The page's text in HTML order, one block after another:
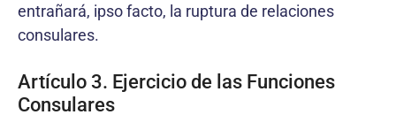
entrañará, ipso facto, la ruptura de relaciones
consulares.
Artículo 3. Ejercicio de las Funciones
Consulares